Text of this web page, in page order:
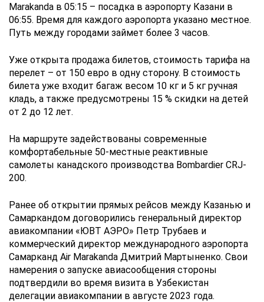
Marakanda в 05:15 – посадка в аэропорту Казани в
06:55. Время для каждого аэропорта указано местное.
Путь между городами займет более 3 часов.
Уже открыта продажа билетов, стоимость тарифа на
перелет – от 150 евро в одну сторону. В стоимость
билета уже входит багаж весом 10 кг и 5 кг ручная
кладь, а также предусмотрены 15 % скидки на детей
от 2 до 12 лет.
На маршруте задействованы современные
комфортабельные 50-местные реактивные
самолеты канадского производства Bombardier CRJ-
200.
Ранее об открытии прямых рейсов между Казанью и
Самаркандом договорились генеральный директор
авиакомпании «ЮВТ АЭРО» Петр Трубаев и
коммерческий директор международного аэропорта
Самарканд Air Marakanda Дмитрий Мартыненко. Свои
намерения о запуске авиасообщения стороны
подтвердили во время визита в Узбекистан
делегации авиакомпании в августе 2023 года.